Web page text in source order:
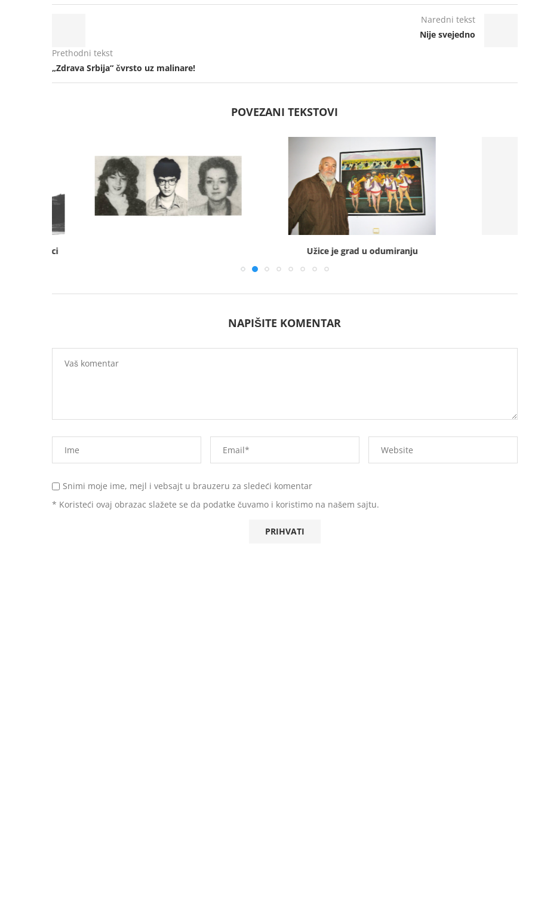
Prethodni tekst
„Zdrava Srbija“ čvrsto uz malinare!
Naredni tekst
Nije svejedno
POVEZANI TEKSTOVI
Užice je grad u odumiranju
NAPIŠITE KOMENTAR
Snimi moje ime, mejl i vebsajt u brauzeru za sledeći komentar
* Koristeći ovaj obrazac slažete se da podatke čuvamo i koristimo na našem sajtu.